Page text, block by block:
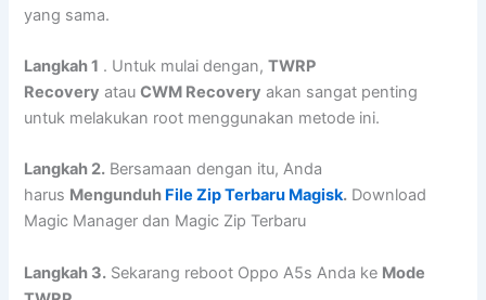
yang sama.
Langkah 1 . Untuk mulai dengan,TWRP
Recovery atauCWM Recovery akan sangat penting
untuk melakukan root menggunakan metode ini.
Langkah 2. Bersamaan dengan itu, Anda
harus Mengunduh File Zip Terbaru Magisk. Download
Magic Manager dan Magic Zip Terbaru
Langkah 3. Sekarang reboot Oppo A5s Anda ke Mode